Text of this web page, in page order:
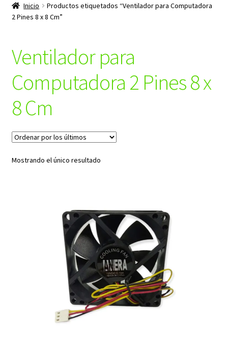
hijo
productos
Inicio
Productos etiquetados “Ventilador para Computadora
2 Pines 8 x 8 Cm”
Ventilador para
Computadora 2 Pines 8 x
8 Cm
Mostrando el único resultado